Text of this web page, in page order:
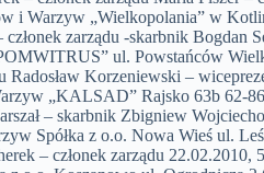
i Warzyw „Wielkopolania” w
zarządu -skarbnik
ul. Powstańców
Korzeniewski –
„KALSAD” Rajsko 63b 62-
– skarbnik Zbigniew
Spółka z o.o. Nowa Wieś ul.
– członek zarządu 22.02.2010,